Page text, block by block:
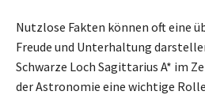
Nutzlose Fakten können oft eine
Freude und Unterhaltung
Schwarze Loch Sagittarius A* im
der Astronomie eine wichtige